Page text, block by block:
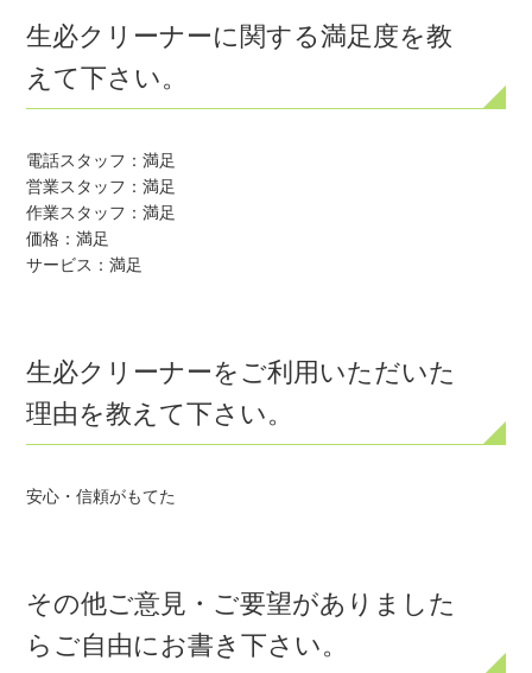
生必クリーナーに関する満足度を教
えて下さい。
電話スタッフ：満足
営業スタッフ：満足
作業スタッフ：満足
価格：満足
サービス：満足
生必クリーナーをご利用いただいた
理由を教えて下さい。
安心・信頼がもてた
その他ご意見・ご要望がありました
らご自由にお書き下さい。